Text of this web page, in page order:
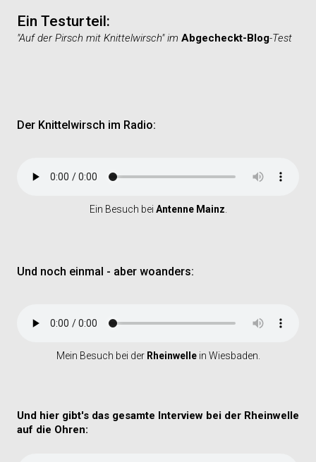
Ein Testurteil:
"Auf der Pirsch mit Knittelwirsch" im Abgecheckt-Blog-Test
Der Knittelwirsch im Radio:
Ein Besuch bei Antenne Mainz
Und noch einmal - aber woanders:
Mein Besuch bei der Rheinwellein Wiesbaden.
Und hier gibt's das gesamte Interview bei der Rheinwelle
auf die Ohren: